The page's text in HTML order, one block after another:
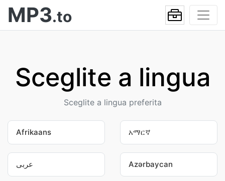
MP3.to
Sceglite a lingua
Sceglite a lingua preferita
Afrikaans አማርኛ
عربى Azərbaycan